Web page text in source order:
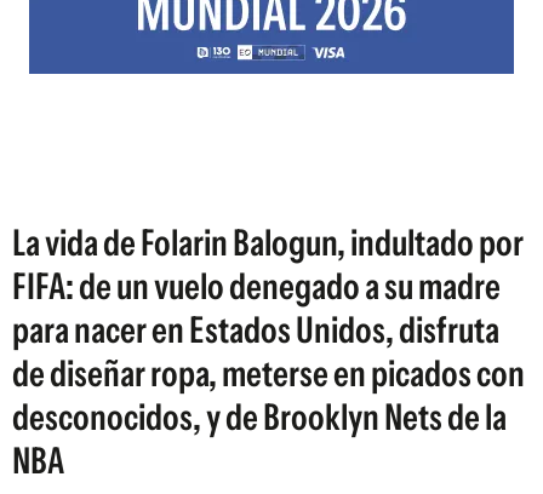
ESTADOS UNIDOS
La vida de Folarin Balogun, indultado por
FIFA: de un vuelo denegado a su madre
para nacer en Estados Unidos, disfruta
de diseñar ropa, meterse en picados con
desconocidos, y de Brooklyn Nets de la
NBA